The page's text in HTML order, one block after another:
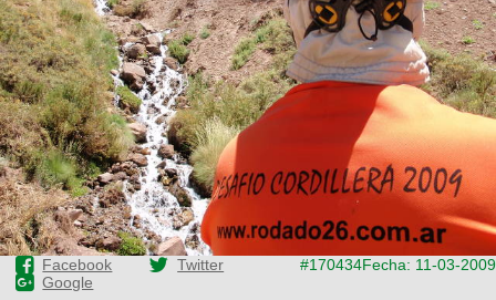
Facebook
Twitter
Google
#170434Fecha: 11-03-2009